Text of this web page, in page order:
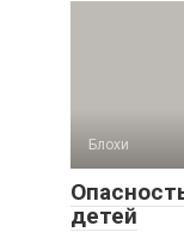
Блохи
детей